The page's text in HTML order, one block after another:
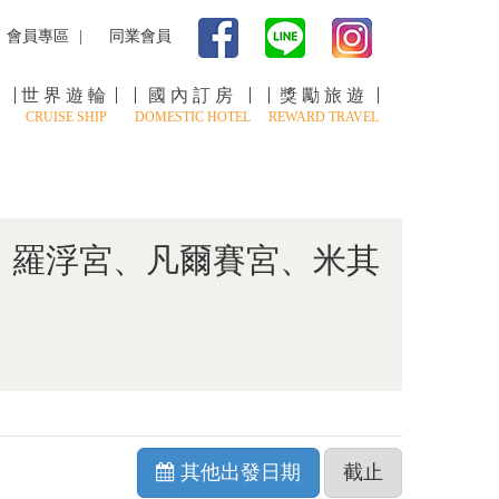
會員專區 同業會員
世界遊輪
CRUISE SHIP
國內訂房
DOMESTIC HOTEL
獎勵旅遊
REWARD TRAVEL
浮宮、凡爾賽宮、米其
其他出發日期 截止